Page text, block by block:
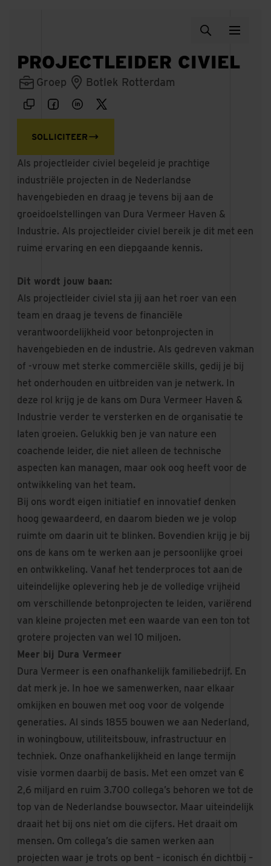
PROJECTLEIDER CIVIEL
Groep Botlek Rotterdam
SOLLICITEER
Als projectleider civiel begeleid je prachtige
industriële projecten in de Nederlandse
havengebieden en draag je tevens bij aan de
groeidoelstellingen van Dura Vermeer Haven &
Industrie. Als projectleider civiel bereik je dit met een
ruime ervaring en een diepgaande kennis.
Dit wordt jouw baan:
Als projectleider civiel sta jij aan het roer van een
team en draag je tevens de financiële
verantwoordelijkheid voor betonprojecten in
havengebieden en de industrie. Als gedreven vakman
of -vrouw met sterke commerciële skills, gedij je bij
het onderhouden en uitbreiden van je netwerk. In
deze rol krijg je de kans om Dura Vermeer Haven &
Industrie verder te versterken en de organisatie te
laten groeien. Gelukkig ben je van nature een
coachende leider, die niet alleen de technische
aspecten kan managen, maar ook oog heeft voor de
ontwikkeling van het team.
Bij ons wordt eigen initiatief en innovatief denken
hoog gewaardeerd, en daarom bieden we je volop
ruimte om daarin uit te blinken. Bovendien krijg je bij
ons de kans om te werken aan je persoonlijke groei
en ontwikkeling. Vanaf het tenderproces tot aan de
uiteindelijke oplevering heb je de volledige vrijheid
om verschillende betonprojecten te leiden, variërend
van kleine projecten met een waarde van een ton tot
grotere projecten van wel 10 miljoen.
Meer bij Dura Vermeer
Dura Vermeer is een onafhankelijk familiebedrijf. En
dat merk je. In hoe we samenwerken, naar elkaar
omkijken en bouwen met oog voor de volgende
generaties. Al sinds 1855 bouwen we aan Nederland,
in woningbouw, utiliteitsbouw, infrastructuur en
techniek. Onze onafhankelijkheid en lange termijn
visie vormen daarbij de basis. Met een omzet van €
2,6 miljard en ruim 3.700 collega’s behoren we tot de
top van de Nederlandse bouwsector. Maar uiteindelijk
draait het bij ons niet om die cijfers. Het draait om
mensen. Om collega’s die samen werken aan
projecten waar je trots op bent – iconisch én dichtbij –